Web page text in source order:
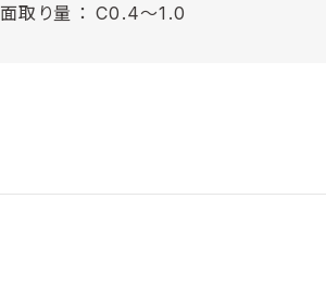
面取り量 ： C0.4～1.0